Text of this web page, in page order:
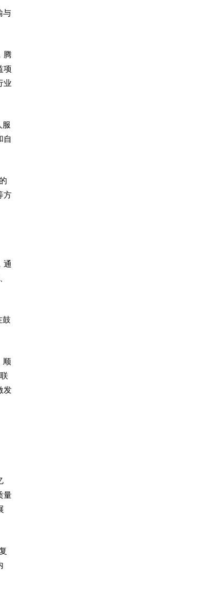
与
腾
项
业
服
自
方
通
鼓
顺
发
量